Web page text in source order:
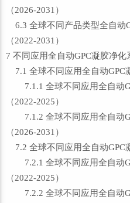
（2026-2031）
6.3 全球不同产品类型全自动
（2022-2031）
7 不同应用全自动GPC凝胶净化
7.1 全球不同应用全自动GPC
7.1.1 全球不同应用全自动
（2022-2025）
7.1.2 全球不同应用全自动
（2026-2031）
7.2 全球不同应用全自动GPC
7.2.1 全球不同应用全自动
（2022-2025）
7.2.2 全球不同应用全自动